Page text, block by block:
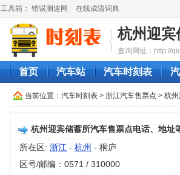
工具箱： 错误测速网 在线成语词典
杭州迎宾
查询网址：http://
首页 汽车站 汽车时刻表
当前位置： 汽车时刻表 > 浙江汽车售票点 > 杭
杭州迎宾储蓄所汽车售票点电话、地址
所在区: 浙江 - 杭州 - 桐庐
区号/邮编：0571 / 310000